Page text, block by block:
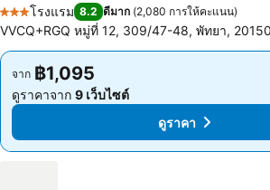
3 ดาว
โรงแรม 8.2 ดีมาก (2,080 การให้คะแนน)
VVCQ+RGQ หมู่ที่ 12, 309/47-48, พัทยา,
จาก ฿1,095
ดูราคาจาก 9 เว็บไซต์
ดูราคา
จาก ฿1,095
ดูราคาจาก 9 เว็บไซต์
ดูราคา